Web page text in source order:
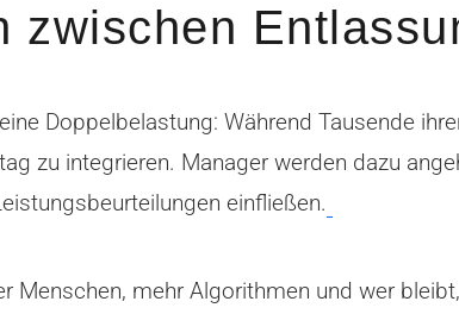
zwischen
Doppelbelastung: Während Tausende
zu integrieren. Manager werden dazu
einfließen.
Menschen, mehr Algorithmen und wer